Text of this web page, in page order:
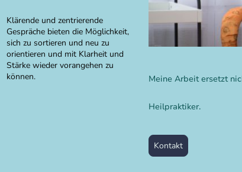
Klärende und zentrierende
Gespräche bieten die Möglichkeit,
sich zu sortieren und neu zu
orientieren und mit Klarheit und
Stärke wieder vorangehen zu
können.
Meine Arbeit ersetzt
Heilpraktiker.
Kontakt